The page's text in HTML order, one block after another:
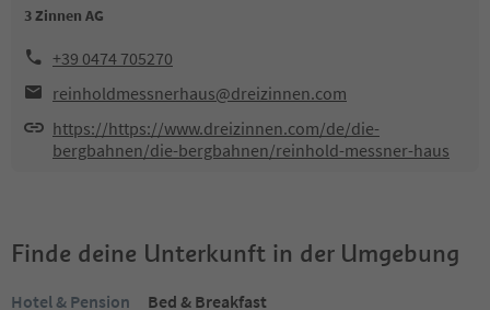
3 Zinnen AG
+39 0474 705270
reinholdmessnerhaus@dreizinnen.com
https://https://www.dreizinnen.com/de/die-
bergbahnen/die-bergbahnen/reinhold-messner-haus
Finde deine Unterkunft in der Umgebung
Hotel & Pension
Bed & Breakfast